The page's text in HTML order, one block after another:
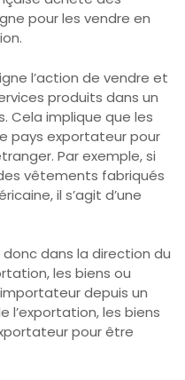
pour les vendre en
l’action de vendre et
produits dans un
Cela implique que les
pays exportateur pour
Par exemple, si
vêtements fabriqués
il s’agit d’une
dans la direction du
les biens ou
depuis un
l’exportation, les biens
pour être